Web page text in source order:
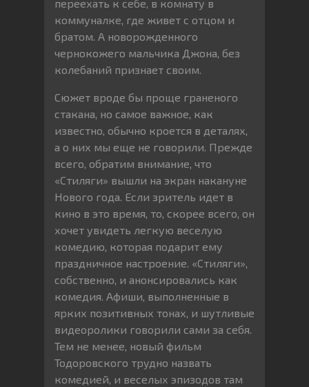
переехать к себе, в комнату в
коммуналке, где живет с отцом и
братом. А новорожденного
чернокожего мальчика Джона, без
колебаний признает своим.
Сюжет вроде бы проще граненого
стакана, но самое важное, как
известно, обычно кроется в деталях,
а о них мы еще не говорили. Прежде
всего, обратим внимание, что
«Стиляги» вышли на экран накануне
Нового года. Если зритель идет в
кино в это время, то, скорее всего, он
хочет увидеть легкую веселую
комедию, которая подарит ему
праздничное настроение. «Стиляги»,
собственно, и анонсировались как
комедия. Афиши, выполненные в
ярких позитивных тонах, и шутливые
видеоролики говорили сами за себя.
Тем не менее, новый фильм
Тодоровского трудно назвать
комедией, и веселых эпизодов там